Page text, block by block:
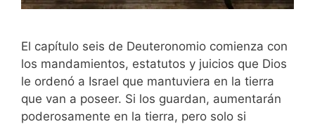
El capítulo seis de Deuteronomio comienza con
los mandamientos, estatutos y juicios que Dios
le ordenó a Israel que mantuviera en la tierra
que van a poseer. Si los guardan, aumentarán
poderosamente en la tierra, pero solo si